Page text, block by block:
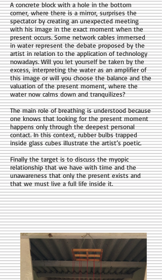
A concrete block with a hole in the bottom
corner, where there is a mirror, surprises the
spectator by creating an unexpected meeting
with his image in the exact moment when the
present occurs. Some network cables immersed
in water represent the debate proposed by the
artist in relation to the application of technology
nowadays. Will you let yourself be taken by the
excess, interpreting the water as an amplifier of
this image or will you choose the balance and the
valuation of the present moment, where the
water now calms down and tranquilizes?
The main role of breathing is understood because
one knows that looking for the present moment
happens only through the deepest personal
contact. In this context, rubber bulbs trapped
inside glass cubes illustrate the artist’s poetic.
Finally the target is to discuss the myopic
relationship that we have with time and the
unawareness that only the present exists and
that we must live a full life inside it.